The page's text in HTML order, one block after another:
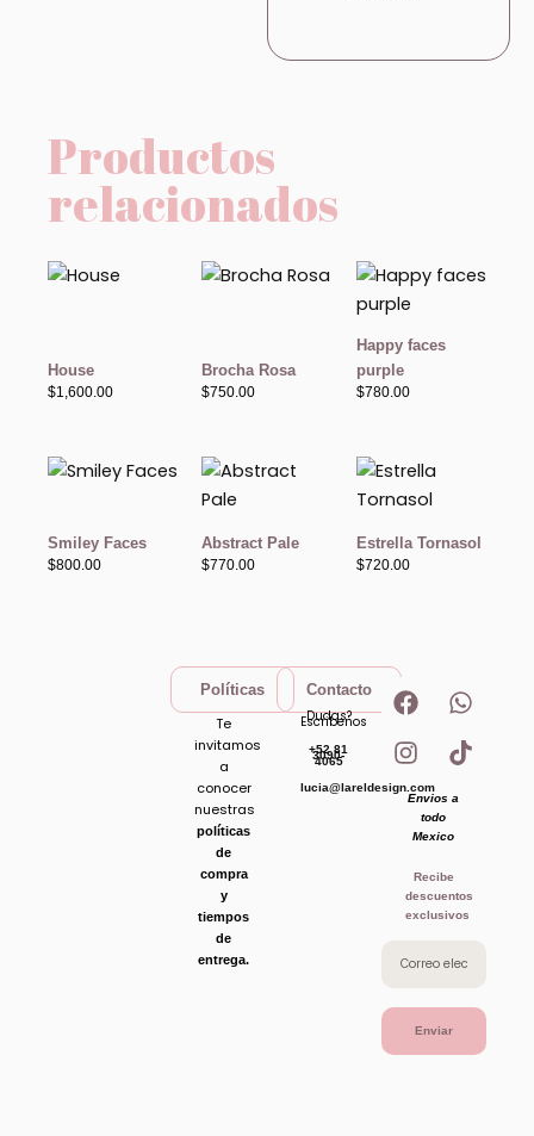
Productos
relacionados
House
$1,600.00
Brocha Rosa
$750.00
Happy faces
purple
$780.00
Smiley Faces
$800.00
Abstract Pale
$770.00
Estrella Tornasol
$720.00
Políticas
Te
invitamos
a
conocer
nuestras
políticas
de
compra
y
tiempos
de
entrega.
Contacto
Dudas?
Escribenos
+52 81
3090-
4065
lucia@lareldesign.com
F
a
c
e
b
o
o
k
W
h
a
t
I
n
s
t
a
g
r
a
m
T
i
k
t
Envios a
todo
Mexico
Recibe
descuentos
exclusivos
Enviar